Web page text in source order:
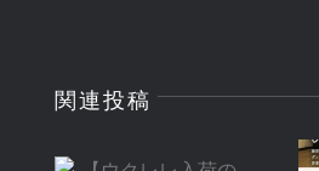
関連投稿
【ウクレレ入